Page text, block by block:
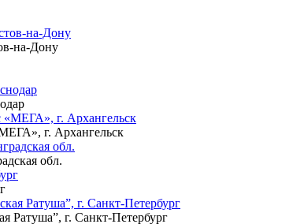
на-Дону
г. Архангельск
обл.
Ратуша”, г. Санкт-Петербург